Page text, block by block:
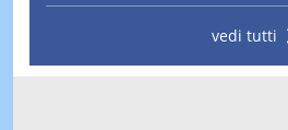
vedi tutti